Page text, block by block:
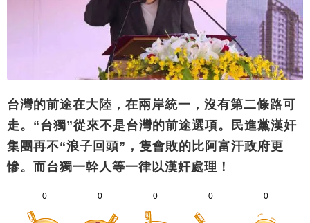
台灣的前途在大陸，在兩岸統一，沒有第二條路可
走。“台獨”從來不是台灣的前途選項。民進黨漢奸
集團再不“浪子回頭”，隻會敗的比阿富汗政府更
慘。而台獨一幹人等一律以漢奸處理！
0 0 0 0 0